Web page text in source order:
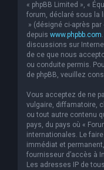
« phpBB Limited », «
forum, déclaré sous la
» (désigné ci-après
depuis www.phpbb.com
discussions sur
de ce que nous
ou conduite permis.
de phpBB, veuillez
Vous acceptez de ne
vulgaire, diffamatoire,
ou tout autre contenu
pays, du pays où «
internationales. Le
immédiat et
fournisseur d’accès à
Les adresses IP de